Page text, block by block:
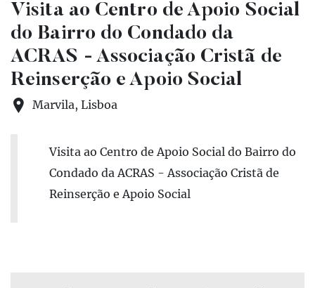
Visita ao Centro de Apoio Social
do Bairro do Condado da
ACRAS - Associação Cristã de
Reinserção e Apoio Social
Marvila, Lisboa
Visita ao Centro de Apoio Social do Bairro do
Condado da ACRAS - Associação Cristã de
Reinserção e Apoio Social